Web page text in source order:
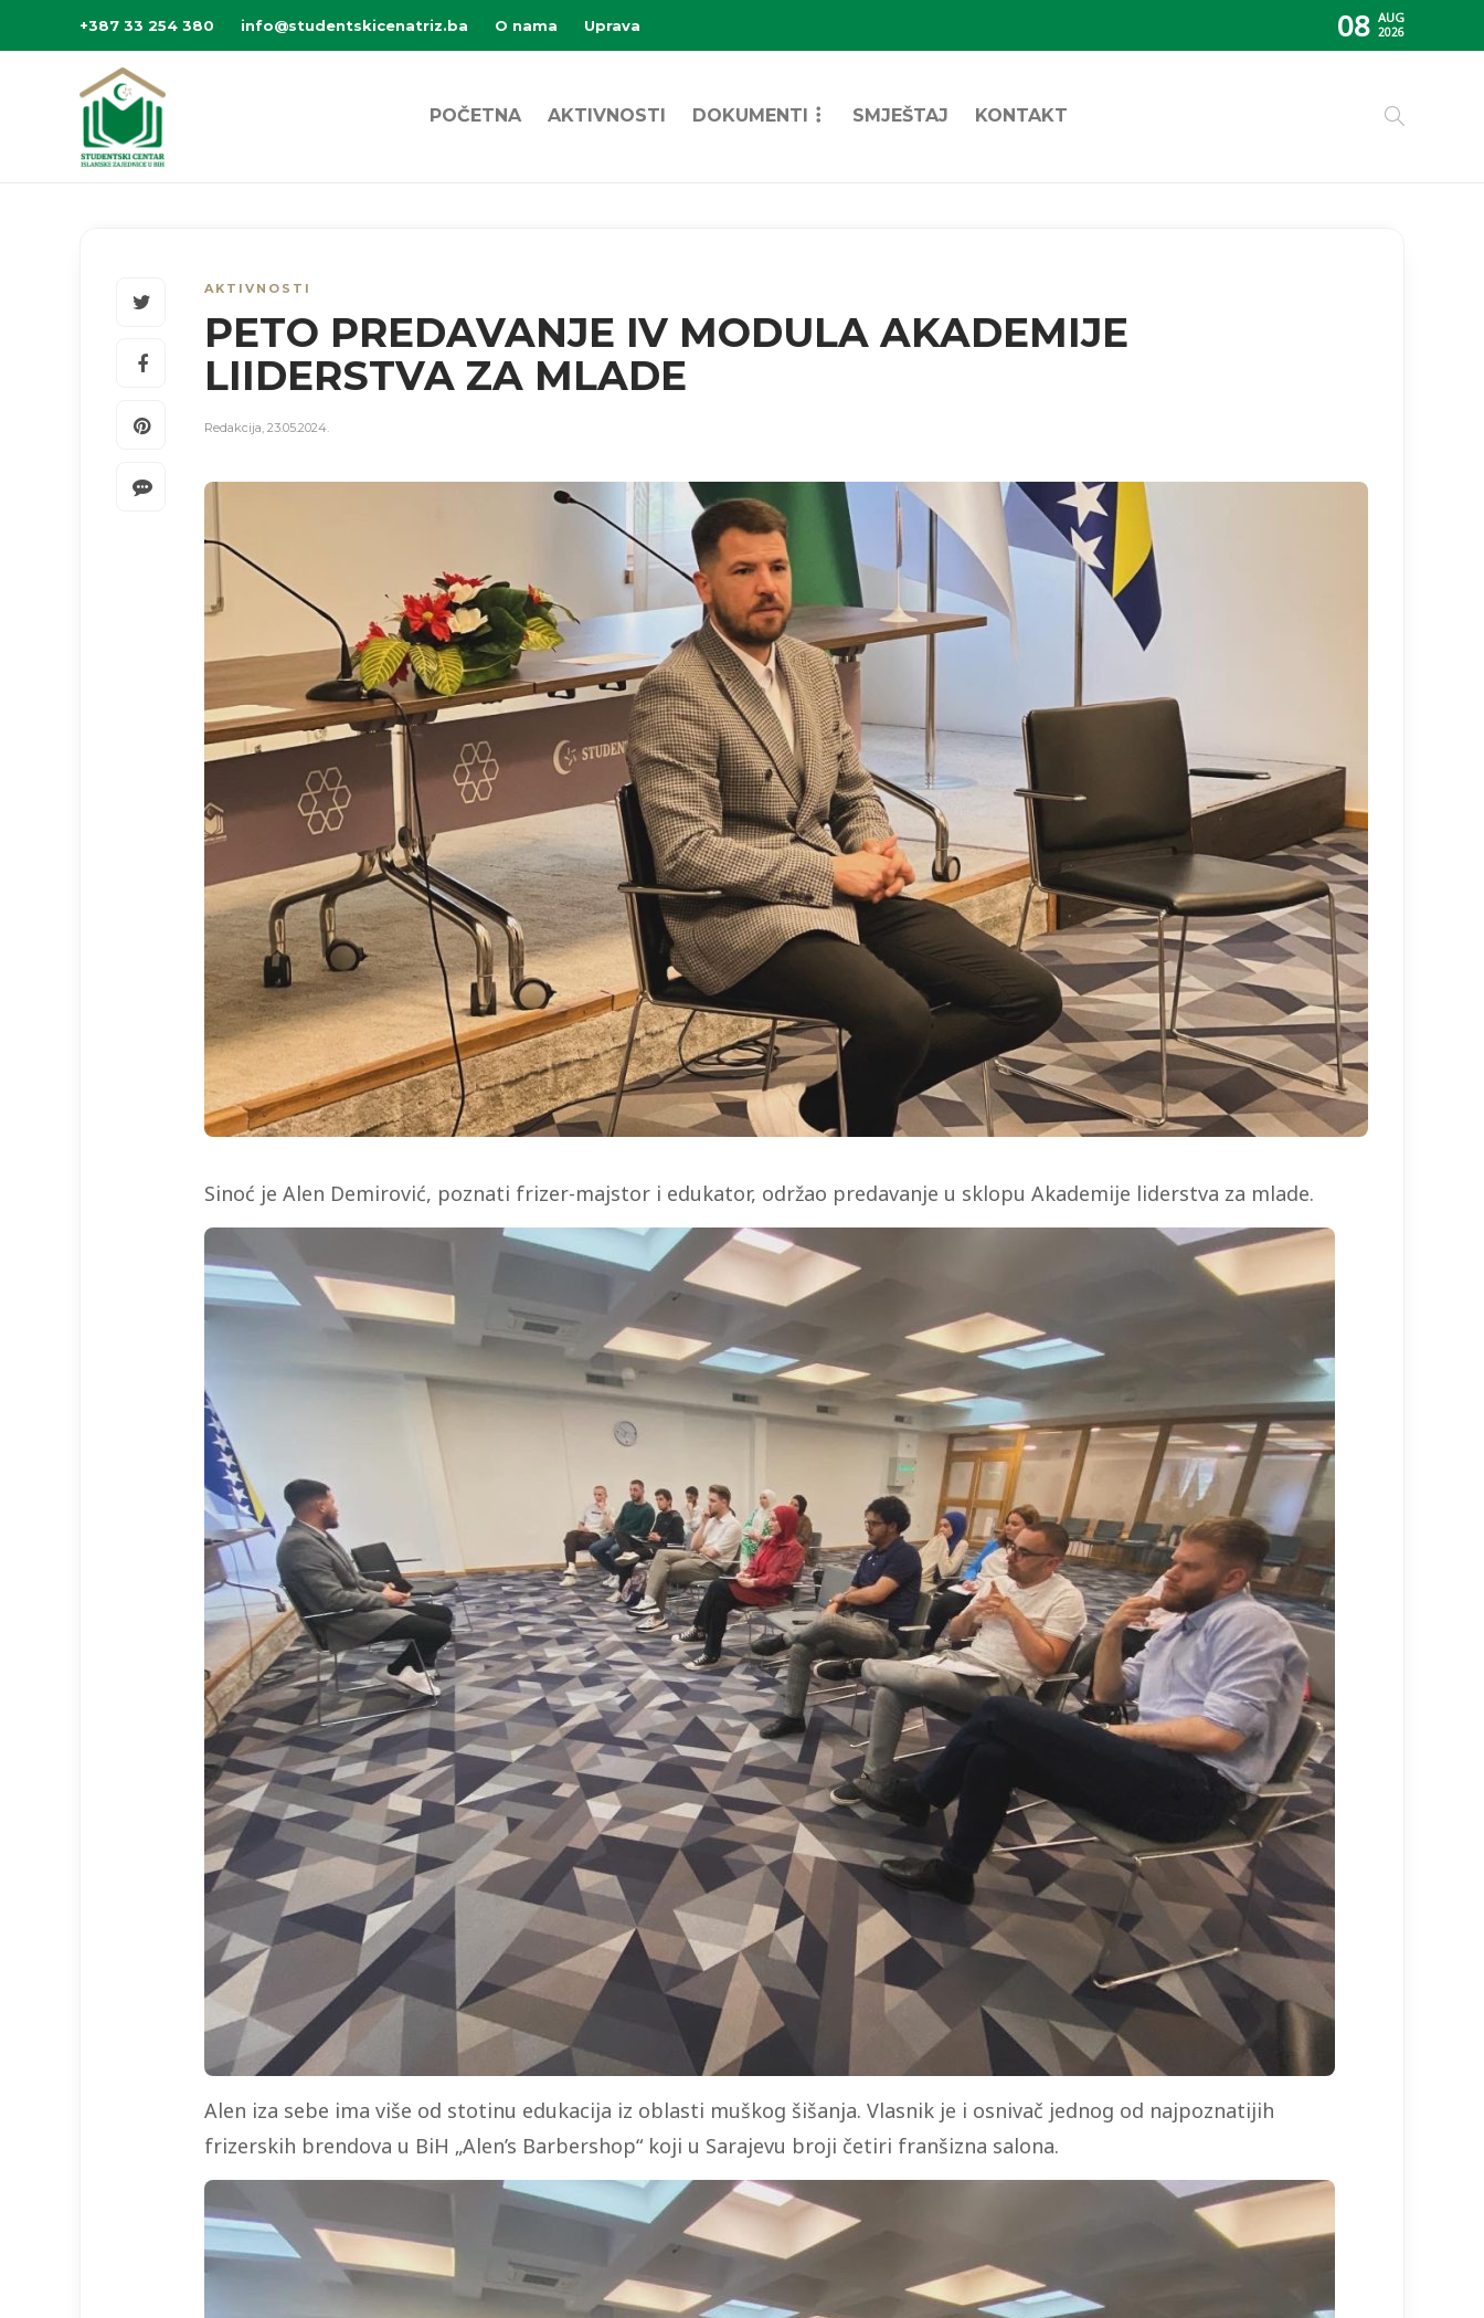
+387 33 254 380 info@studentskicenatriz.ba O nama Uprava 08 AUG
2026
POČETNA AKTIVNOSTI DOKUMENTI SMJEŠTAJ KONTAKT
AKTIVNOSTI
PETO PREDAVANJE IV MODULA AKADEMIJE
LIIDERSTVA ZA MLADE
Redakcija, 23.05.2024.
Sinoć je Alen Demirović, poznati frizer-majstor i edukator, održao predavanje u sklopu Akademije liderstva za mlade.
Alen iza sebe ima više od stotinu edukacija iz oblasti muškog šišanja. Vlasnik je i osnivač jednog od najpoznatijih
frizerskih brendova u BiH „Alen’s Barbershop“ koji u Sarajevu broji četiri franšizna salona.